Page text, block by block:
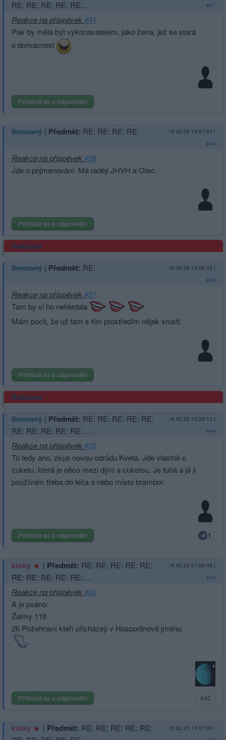
RE: RE: RE: RE: RE:… #47
Reakce na příspěvek#41
Pak by měla být vykonavatelem, jako žena, jež se stará
o domácnost
Přihlásit se a odpovědět
Smazaný | Předmět: RE: RE: RE: RE: 16.02.25 19:27:40 |
#46
Reakce na příspěvek#38
Jde o pojmenování. Má raději JHVH a Otec.
Přihlásit se a odpovědět
Reklama
Smazaný | Předmět: RE: 16.02.25 19:26:55 |
#45
Reakce na příspěvek#37
Tam by si ho nehledala
Mám pocit, že už tam s tím prostředím nějak srostl.
Přihlásit se a odpovědět
Reklama
Smazaný | Předmět: RE: RE: RE: RE: RE:
RE: RE: RE: RE: RE:…
16.02.25 19:26:12 |
#44
Reakce na příspěvek#36
To tedy ano, zkus novou odrůdu Kveta. Jde vlastně o
cuketu, která je něco mezi dýní a cuketou. Je tuhá a já ji
používám třeba do leča a nebo místo brambor.
Přihlásit se a odpovědět 1
kroky | Předmět: RE: RE: RE: RE: RE:
RE: RE: RE: RE: RE:…
16.02.25 07:56:06 |
#43
Reakce na příspěvek#42
A je psáno:
Žalmy 118
26 Požehnaní kteří přicházejí v Hospodinově jménu.
Přihlásit se a odpovědět #42
kroky | Předmět: RE: RE: RE: RE: RE:
15.02.25 18:37:39 |